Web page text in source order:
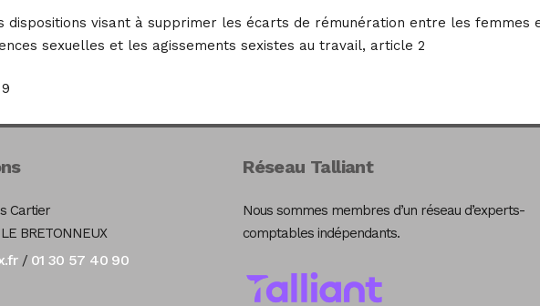
dispositions visant à supprimer les écarts de rémunération entre les femmes
sexuelles et les agissements sexistes au travail, article 2
Cartier
BRETONNEUX
/ 01 30 57 40 90
Réseau Talliant
Nous sommes membres d’un réseau d’experts-
comptables indépendants.